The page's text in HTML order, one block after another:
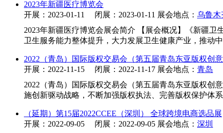
2023年新疆医疗博览会
开展：2023-01-11 闭展：2023-01-11 展会地点： 乌鲁木
2023年新疆医疗博览会展会简介 【展会概况】《新疆
卫生服务能力整体提升，大力发展卫生健康产业，推动
2022（青岛）国际版权交易会（第五届青岛东亚版权创
开展：2022-11-15 闭展：2022-11-17 展会地点： 青岛
2022（青岛）国际版权交易会（第五届青岛东亚版权创
施创新驱动战略，不断加强版权执法、完善版权保护体
（延期）第15届2022CCEE（深圳） 全球跨境电商选品展
开展：2022-09-05 闭展：2022-09-05 展会地点： 深圳